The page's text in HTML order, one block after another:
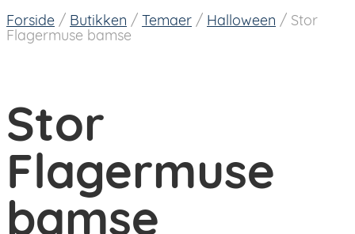
Forside / Butikken / Temaer / Halloween / Stor
Flagermuse bamse
Stor
Flagermuse
bamse